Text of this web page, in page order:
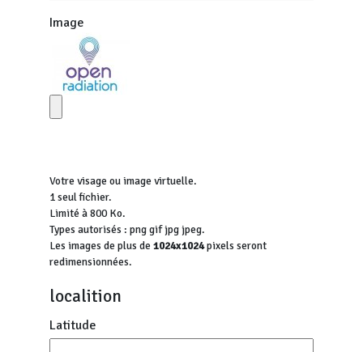
Image
Votre visage ou image virtuelle.
1 seul fichier.
Limité à 800 Ko.
Types autorisés : png gif jpg jpeg.
Les images de plus de 1024x1024pixels seront
redimensionnées.
localition
Latitude